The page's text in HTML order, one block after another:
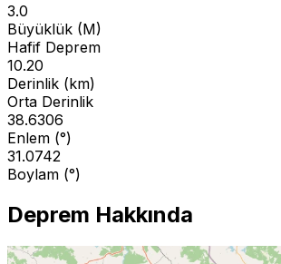
3.0
Büyüklük (M)
Hafif Deprem
10.20
Derinlik (km)
Orta Derinlik
38.6306
Enlem (°)
31.0742
Boylam (°)
Deprem Hakkında